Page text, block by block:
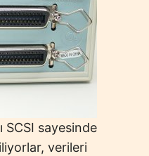
SCSI sayesinde
verileri